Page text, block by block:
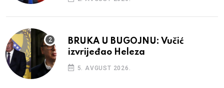
BRUKA U BUGOJNU: Vučić
izvrijeđao Heleza
5. AVGUST 2026.